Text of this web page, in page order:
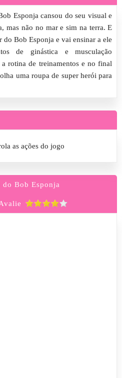
Esponja cansou do seu visual e
mas não no mar e sim na terra. E
do Bob Esponja e vai ensinar a ele
de ginástica e musculação
rotina de treinamentos e no final
uma roupa de super herói para
as ações do jogo
do Bob Esponja